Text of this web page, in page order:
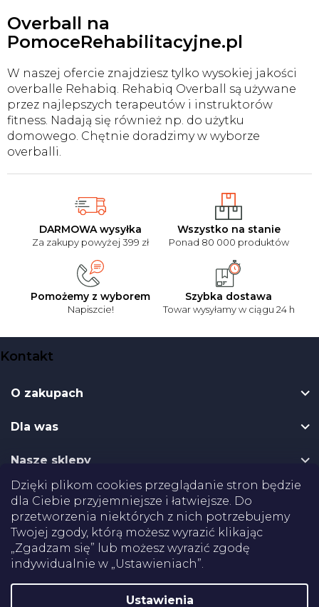
Dzięki plikom cookies przeglądanie stron będzie
dla Ciebie przyjemniejsze i łatwiejsze. Do
przetworzenia niektórych z nich potrzebujemy
Twojej zgody, którą możesz wyrazić klikając
„Zgadzam się” lub możesz wyrazić zgodę
indywidualnie w „Ustawieniach”.
Ustawienia
Overball na
PomoceRehabilitacyjne.pl
W naszej ofercie znajdziesz tylko wysokiej jakości
overballe Rehabiq. Rehabiq Overball są używane
przez najlepszych terapeutów i instruktorów
fitness. Nadają się również np. do użytku
domowego. Chętnie doradzimy w wyborze
overballi.
DARMOWA wysyłka
Za zakupy powyżej 399 zł
Wszystko na stanie
Ponad 80 000 produktów
Pomożemy z wyborem
Napiszcie!
Szybka dostawa
Towar wysyłamy w ciągu 24 h
t
Kontakt
O zakupach
Dla was
Nasze sklepy
Certifikaty
Dostawa
Płatności